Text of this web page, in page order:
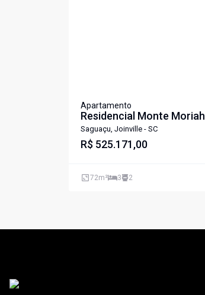
Apartamento
Residencial Monte Moriah
Saguaçu, Joinville - SC
R$ 525.171,00
72m² 3 2